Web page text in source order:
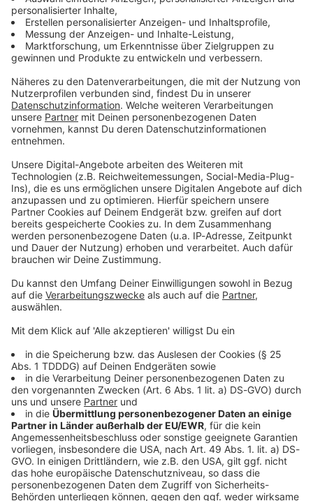
Zum Newsletter anmelden
Du möchtest uns etwas sagen?
Studio Hotline
Kontaktformular
Sprachnachricht
© dpa-infocom, dpa:251113-930-287054/5
Bayern